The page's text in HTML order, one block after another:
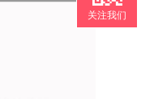
关注我们